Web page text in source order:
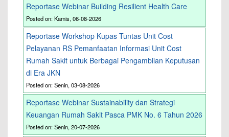
Reportase Webinar Building Resilient Health Care
Posted on: Kamis, 06-08-2026
Reportase Workshop Kupas Tuntas Unit Cost
Pelayanan RS Pemanfaatan Informasi Unit Cost
Rumah Sakit untuk Berbagai Pengambilan Keputusan
di Era JKN
Posted on: Senin, 03-08-2026
Reportase Webinar Sustainability dan Strategi
Keuangan Rumah Sakit Pasca PMK No. 6 Tahun 2026
Posted on: Senin, 20-07-2026